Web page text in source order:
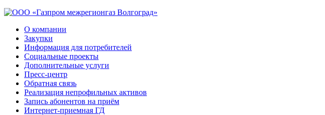
О компании
Закупки
Информация для потребителей
Социальные проекты
Дополнительные услуги
Пресс-центр
Обратная связь
Реализация непрофильных активов
Запись абонентов на приём
Интернет-приемная ГД